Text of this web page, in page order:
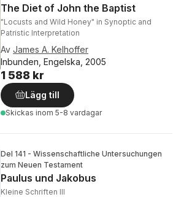
The Diet of John the Baptist
"Locusts and Wild Honey" in Synoptic and
Patristic Interpretation
Av James A. Kelhoffer
Inbunden, Engelska, 2005
1 588 kr
Lägg till
Skickas inom 5-8 vardagar
Del 141 - Wissenschaftliche Untersuchungen
zum Neuen Testament
Paulus und Jakobus
Kleine Schriften III